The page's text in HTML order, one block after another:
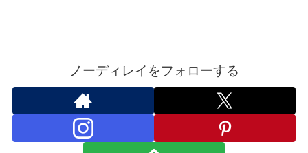
ノーディレイをフォローする